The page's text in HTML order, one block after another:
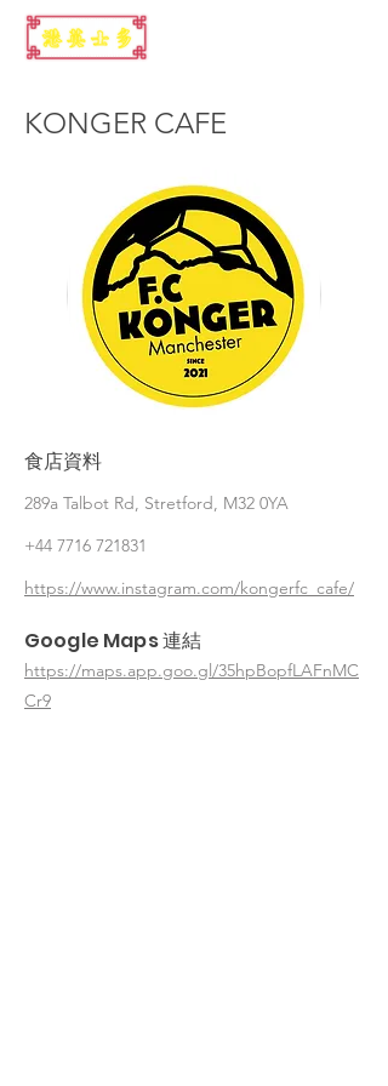
KONGER CAFE
食店資料
289a Talbot Rd, Stretford, M32 0YA
+44 7716 721831
https://www.instagram.com/kongerfc_cafe/
Google Maps 連結
https://maps.app.goo.gl/35hpBopfLAFnMC
Cr9